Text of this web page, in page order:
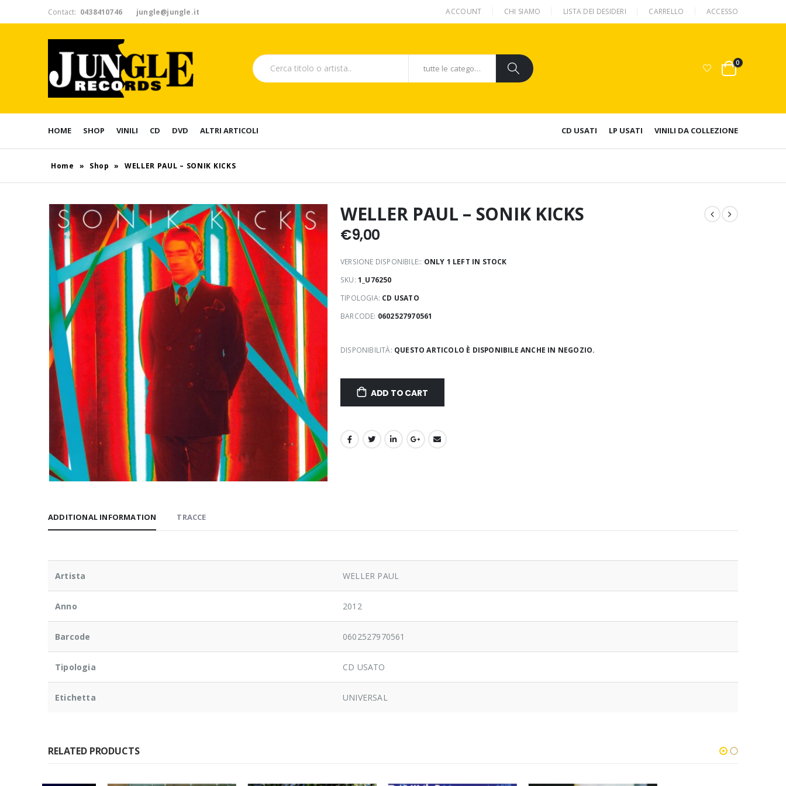
Contact: 0438410746 jungle@jungle.it ACCOUNT CHI SIAMO LISTA DEI DESIDERI CARRELLO ACCESSO
tutte le categorie
0
HOME SHOP VINILI CD DVD ALTRI ARTICOLI CD USATI LP USATI VINILI DA COLLEZIONE
Home » Shop » WELLER PAUL – SONIK KICKS
WELLER PAUL – SONIK KICKS
€9,00
VERSIONE DISPONIBILE:: ONLY 1 LEFT IN STOCK
SKU: 1_U76250
TIPOLOGIA: CD USATO
BARCODE: 0602527970561
DISPONIBILITÀ: QUESTO ARTICOLO È DISPONIBILE ANCHE IN NEGOZIO.
ADD TO CART
ADDITIONAL INFORMATION TRACCE
Artista WELLER PAUL
Anno 2012
Barcode 0602527970561
Tipologia CD USATO
Etichetta UNIVERSAL
RELATED PRODUCTS